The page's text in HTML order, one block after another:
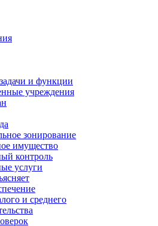
и функции
учреждения
зонирование
имущество
контроль
услуги
и среднего